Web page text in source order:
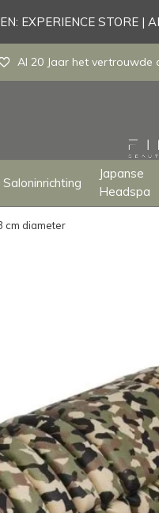
Saloninrichting
Japanse
Headspa
Al 20 Jaar het vertrouwde
EXPERIENCE STORE
cm diameter